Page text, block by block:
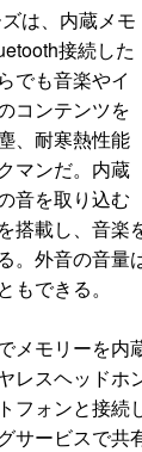
は、内蔵メモ
接続した
でも音楽やイ
コンテンツを
、耐寒熱性能
マンだ。内蔵
音を取り込む
搭載し、音楽
。外音の音量
もできる。
メモリーを内
レスヘッドホ
フォンと接続
サービスで共